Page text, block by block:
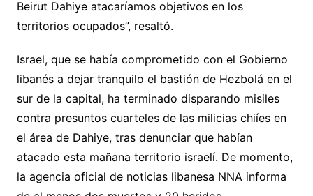
Beirut Dahiye atacaríamos objetivos en los
territorios ocupados”, resaltó.
Israel, que se había comprometido con el Gobierno
libanés a dejar tranquilo el bastión de Hezbolá en el
sur de la capital, ha terminado disparando misiles
contra presuntos cuarteles de las milicias chiíes en
el área de Dahiye, tras denunciar que habían
atacado esta mañana territorio israelí. De momento,
la agencia oficial de noticias libanesa NNA informa